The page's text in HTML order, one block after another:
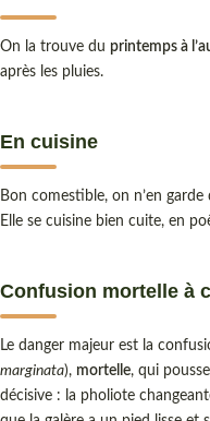
On la trouve du printemps à
après les pluies.
En cuisine
Bon comestible, on n’en garde
Elle se cuisine bien cuite, en
Confusion mortelle à
Le danger majeur est la
marginata), mortelle, qui
décisive : la pholiote